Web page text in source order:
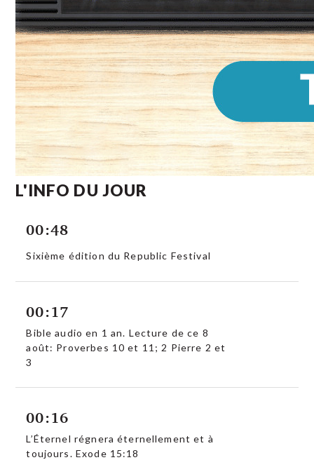
L'INFO DU JOUR
00:48
Sixième édition du Republic Festival
00:17
Bible audio en 1 an. Lecture de ce 8
août: Proverbes 10 et 11; 2 Pierre 2 et
3
00:16
L’Éternel régnera éternellement et à
toujours. Exode 15:18